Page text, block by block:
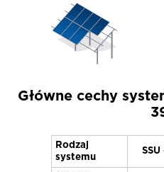
Główne cechy
Rodzaj
systemu
SSU